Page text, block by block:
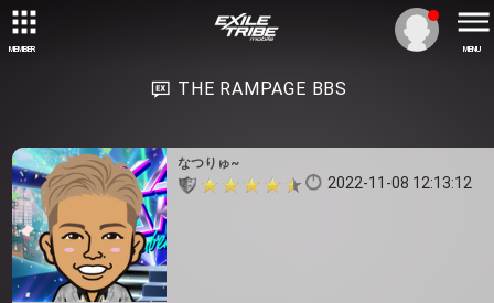
MEMBER MENU
THE RAMPAGE BBS
なつりゅ~
2022-11-08 12:13:12